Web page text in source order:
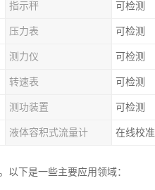
指示秤 可检测
压力表 可检测
测力仪 可检测
转速表 可检测
测功装置 可检测
液体容积式流量计 在线校准
以下是一些主要应用领域：